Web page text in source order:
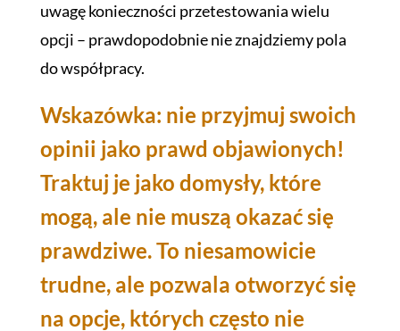
uwagę konieczności przetestowania wielu
opcji – prawdopodobnie nie znajdziemy pola
do współpracy.
Wskazówka: nie przyjmuj swoich
opinii jako prawd objawionych!
Traktuj je jako domysły, które
mogą, ale nie muszą okazać się
prawdziwe. To niesamowicie
trudne, ale pozwala otworzyć się
na opcje, których często nie